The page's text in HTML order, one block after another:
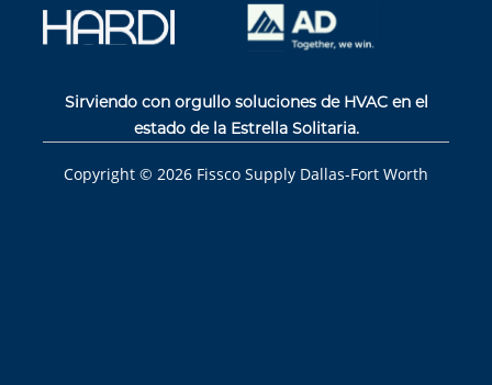
Sirviendo con orgullo soluciones de HVAC en el
estado de la Estrella Solitaria.
Copyright © 2026 Fissco Supply Dallas-Fort Worth